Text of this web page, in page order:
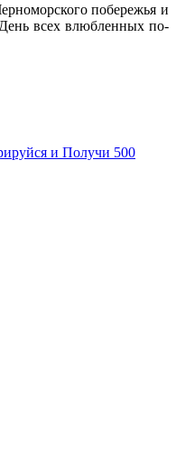
побережья и
всех влюбленных по-
и Получи 500